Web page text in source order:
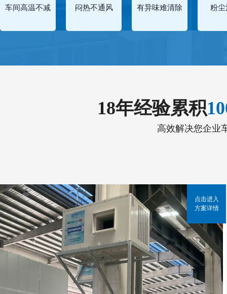
车间高温不减 闷热不通风 有异味难清除 粉尘
18年经验累积
高效解决您企业
点击进入
方案详情